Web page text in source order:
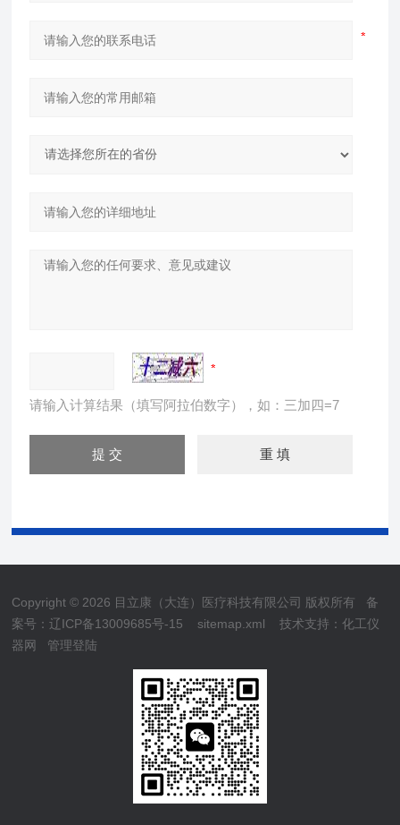
请输入计算结果（填写阿拉伯数字），如：三加四=7
Copyright © 2026 目立康（大连）医疗科技有限公司 版权所有 备
案号：辽ICP备13009685号-15
sitemap.xml 技术支持：化工仪
器网
管理登陆